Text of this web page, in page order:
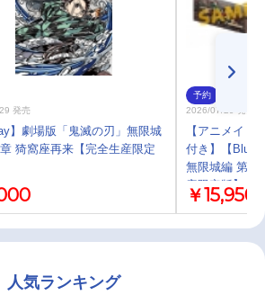
発売
】劇場版「鬼滅の刃」無限城
猗窩座再来【完全生産限定
予約
2026/07/29 発売
【アニメイト
付き】【Blu-
無限城編 第一
産限定版】ア
￥15,950
人気ランキング